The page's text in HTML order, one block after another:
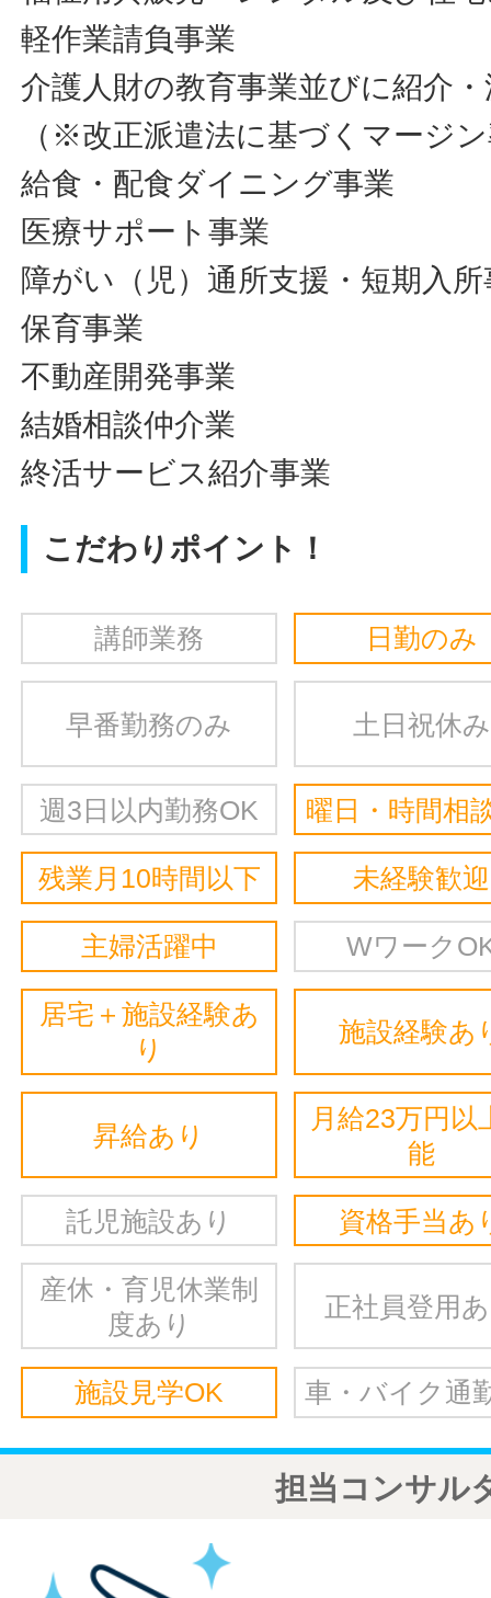
軽作業請負事業
介護人財の教育事業並びに紹介
（※改正派遣法に基づくマージ
給食・配食ダイニング事業
医療サポート事業
障がい（児）通所支援・短期入所
保育事業
不動産開発事業
結婚相談仲介業
終活サービス紹介事業
こだわりポイント！
講師業務 日勤のみ
早番勤務のみ 土日祝休み
週3日以内勤務OK 曜日・時間相
残業月10時間以下 未経験歓迎
主婦活躍中 Wワーク
居宅＋施設経験あ
り
施設経験あ
昇給あり
月給23万円以
能
託児施設あり 資格手当あ
産休・育児休業制
度あり
正社員登用
施設見学OK 車・バイク通
担当コンサル